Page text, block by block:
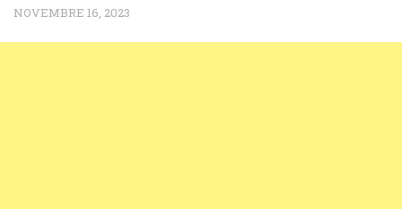
NOVEMBRE 16, 2023